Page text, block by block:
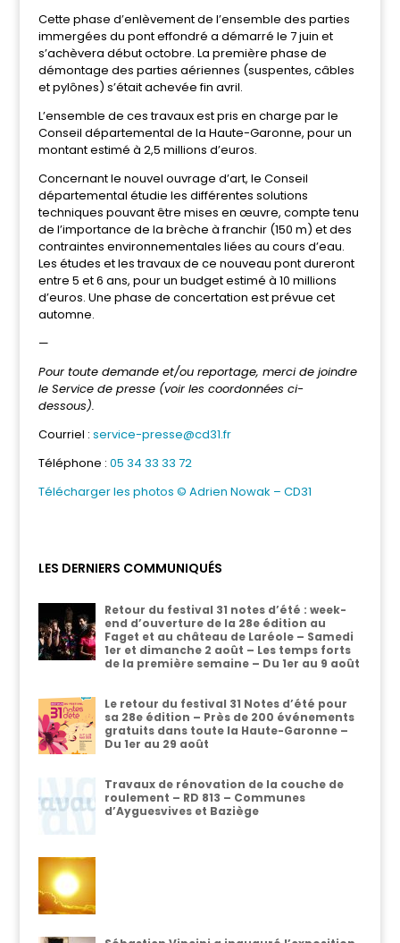
Cette phase d’enlèvement de l’ensemble des parties
immergées du pont effondré a démarré le 7 juin et
s’achèvera début octobre. La première phase de
démontage des parties aériennes (suspentes, câbles
et pylônes) s’était achevée fin avril.
L’ensemble de ces travaux est pris en charge par le
Conseil départemental de la Haute-Garonne, pour un
montant estimé à 2,5 millions d’euros.
Concernant le nouvel ouvrage d’art, le Conseil
départemental étudie les différentes solutions
techniques pouvant être mises en œuvre, compte tenu
de l’importance de la brèche à franchir (150 m) et des
contraintes environnementales liées au cours d’eau.
Les études et les travaux de ce nouveau pont dureront
entre 5 et 6 ans, pour un budget estimé à 10 millions
d’euros. Une phase de concertation est prévue cet
automne.
—
Pour toute demande et/ou reportage, merci de joindre
le Service de presse (voir les coordonnées ci-
dessous).
Courriel : service-presse@cd31.fr
Téléphone : 05 34 33 33 72
Télécharger les photos © Adrien Nowak – CD31
LES DERNIERS COMMUNIQUÉS
Retour du festival 31 notes d’été : week-
end d’ouverture de la 28e édition au
Faget et au château de Laréole – Samedi
1er et dimanche 2 août – Les temps forts
de la première semaine – Du 1er au 9 août
Le retour du festival 31 Notes d’été pour
sa 28e édition – Près de 200 événements
gratuits dans toute la Haute-Garonne –
Du 1er au 29 août
Travaux de rénovation de la couche de
roulement – RD 813 – Communes
d’Ayguesvives et Baziège